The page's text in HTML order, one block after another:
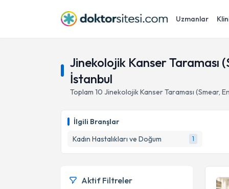
Uzmanlar
Jinekolojik Kanser
İstanbul
Toplam 10 Jinekolojik Kanser Taraması (Smear,
İlgili Branşlar
Kadın Hastalıkları ve Doğum
1
Aktif Filtreler